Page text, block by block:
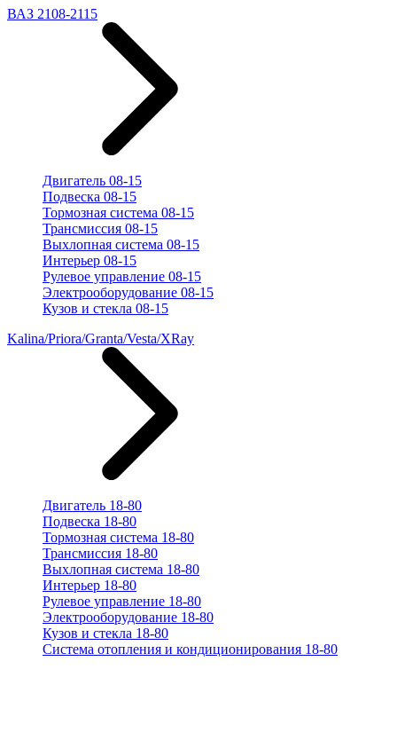
ВАЗ 2108-2115
Двигатель 08-15
Подвеска 08-15
Тормозная система 08-15
Трансмиссия 08-15
Выхлопная система 08-15
Интерьер 08-15
Рулевое управление 08-15
Электрооборудование 08-15
Кузов и стекла 08-15
Kalina/Priora/Granta/Vesta/XRay
Двигатель 18-80
Подвеска 18-80
Тормозная система 18-80
Трансмиссия 18-80
Выхлопная система 18-80
Интерьер 18-80
Рулевое управление 18-80
Электрооборудование 18-80
Кузов и стекла 18-80
Система отопления и кондиционирования 18-80